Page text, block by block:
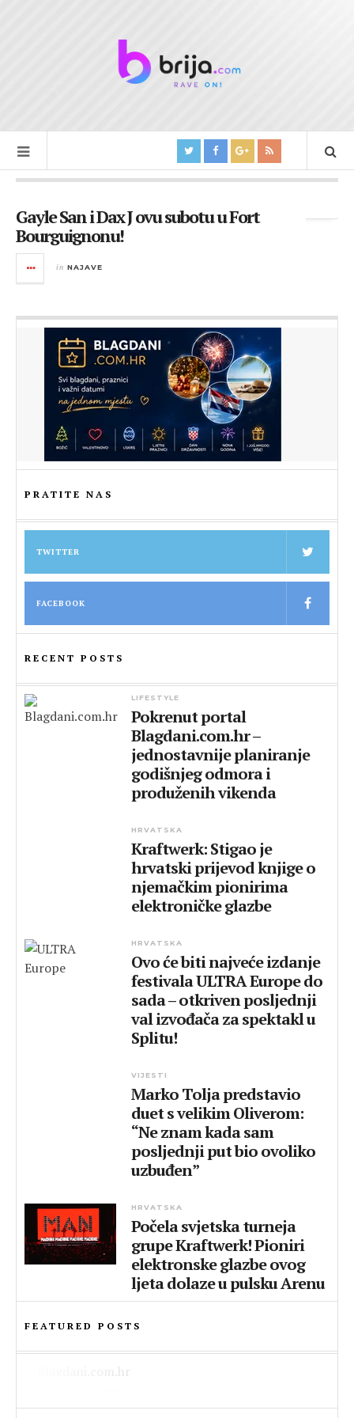
Gayle San i Dax J ovu subotu u Fort
Bourguignonu!
in NAJAVE
PRATITE NAS
TWITTER
FACEBOOK
RECENT POSTS
LIFESTYLE
Pokrenut portal
Blagdani.com.hr –
jednostavnije planiranje
godišnjeg odmora i
produženih vikenda
HRVATSKA
Kraftwerk: Stigao je
hrvatski prijevod knjige o
njemačkim pionirima
elektroničke glazbe
HRVATSKA
Ovo će biti najveće izdanje
festivala ULTRA Europe do
sada – otkriven posljednji
val izvođača za spektakl u
Splitu!
VIJESTI
Marko Tolja predstavio
duet s velikim Oliverom:
“Ne znam kada sam
posljednji put bio ovoliko
uzbuđen”
HRVATSKA
Počela svjetska turneja
grupe Kraftwerk! Pioniri
elektronske glazbe ovog
ljeta dolaze u pulsku Arenu
FEATURED POSTS
Pokrenut portal Blagdani.com.hr –